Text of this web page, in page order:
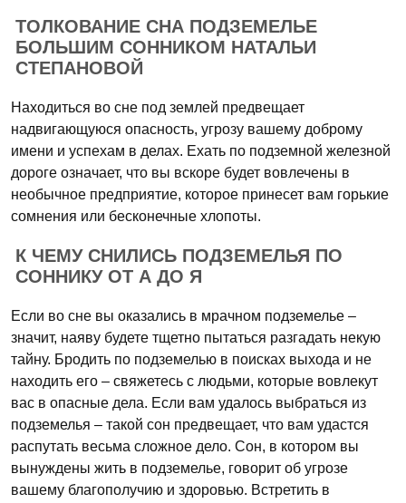
ТОЛКОВАНИЕ СНА ПОДЗЕМЕЛЬЕ
БОЛЬШИМ СОННИКОМ НАТАЛЬИ
СТЕПАНОВОЙ
Находиться во сне под землей предвещает
надвигающуюся опасность, угрозу вашему доброму
имени и успехам в делах. Ехать по подземной железной
дороге означает, что вы вскоре будет вовлечены в
необычное предприятие, которое принесет вам горькие
сомнения или бесконечные хлопоты.
К ЧЕМУ СНИЛИСЬ ПОДЗЕМЕЛЬЯ ПО
СОННИКУ ОТ А ДО Я
Если во сне вы оказались в мрачном подземелье –
значит, наяву будете тщетно пытаться разгадать некую
тайну. Бродить по подземелью в поисках выхода и не
находить его – свяжетесь с людьми, которые вовлекут
вас в опасные дела. Если вам удалось выбраться из
подземелья – такой сон предвещает, что вам удастся
распутать весьма сложное дело. Сон, в котором вы
вынуждены жить в подземелье, говорит об угрозе
вашему благополучию и здоровью. Встретить в